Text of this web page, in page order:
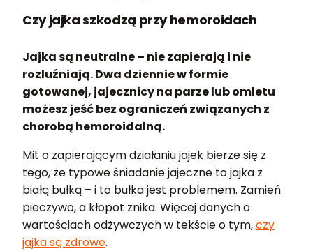
Czy jajka szkodzą przy hemoroidach
Jajka są neutralne – nie zapierają i nie
rozluźniają. Dwa dziennie w formie
gotowanej, jajecznicy na parze lub omletu
możesz jeść bez ograniczeń związanych z
chorobą hemoroidalną.
Mit o zapierającym działaniu jajek bierze się z
tego, że typowe śniadanie jajeczne to jajka z
białą bułką – i to bułka jest problemem. Zamień
pieczywo, a kłopot znika. Więcej danych o
wartościach odżywczych w tekście o tym,czy
jajka są zdrowe.